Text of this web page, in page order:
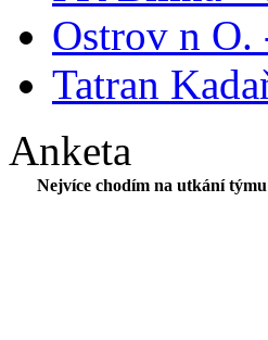
Ostrov n O.
Tatran
Anketa
Nejvíce chodím na utkání týmu